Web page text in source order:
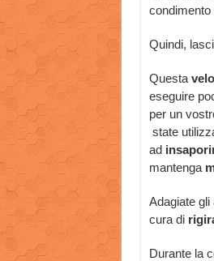
condimento
Quindi,
Questa
eseguire
per un
state
ad
mantenga
Adagiate
cura di
Durante la